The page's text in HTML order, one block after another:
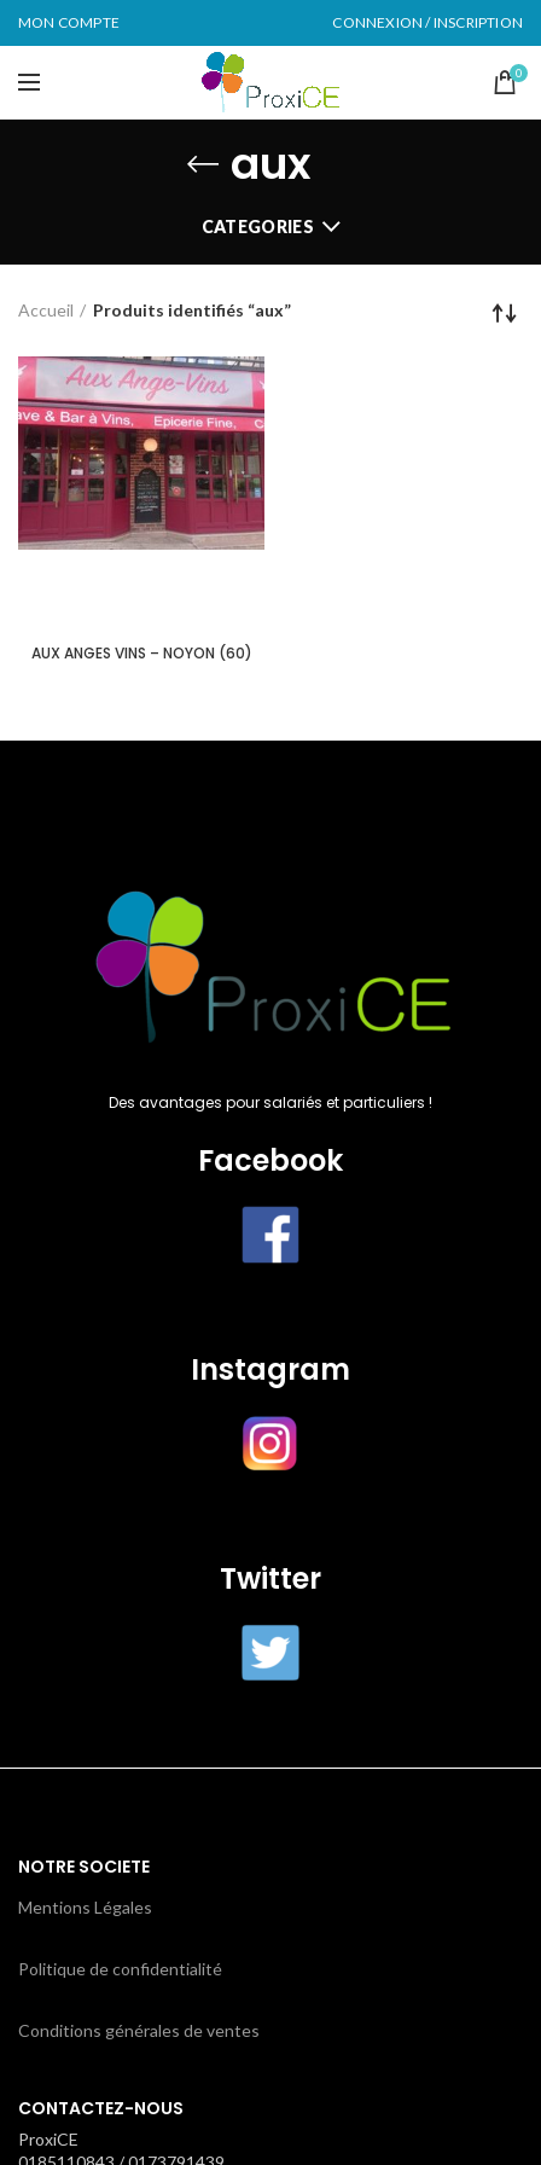
MON COMPTE CONNEXION / INSCRIPTION
0
aux
CATEGORIES
Accueil Produits identifiés “aux”
AUX ANGES VINS – NOYON (60)
Des avantages pour salariés et particuliers !
Facebook
Instagram
Twitter
NOTRE SOCIETE
Mentions Légales
Politique de confidentialité
Conditions générales de ventes
CONTACTEZ-NOUS
ProxiCE